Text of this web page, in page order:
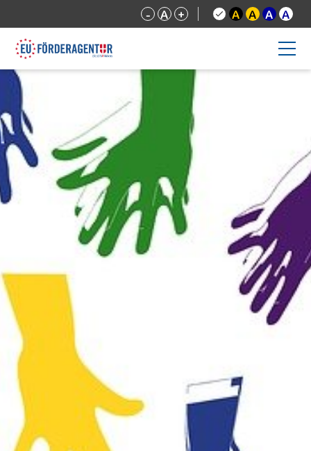
- A + A A A A